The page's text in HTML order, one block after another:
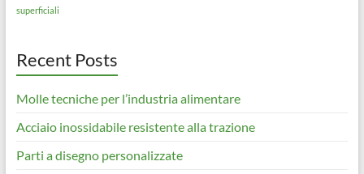
superficiali
Recent Posts
Molle tecniche per l’industria alimentare
Acciaio inossidabile resistente alla trazione
Parti a disegno personalizzate